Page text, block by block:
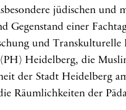
jüdischen und
Gegenstand einer
und Transkulturelle
Heidelberg, die
der Stadt Heidelberg
Räumlichkeiten der